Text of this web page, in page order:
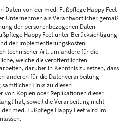
Daten von der med. Fußpflege Happy Feet
Unternehmen als Verantwortlicher gemäß
der personenbezogenen Daten
Happy Feet unter Berücksichtigung
der Implementierungskosten
technischer Art, um andere für die
welche die veröffentlichten
darüber in Kenntnis zu setzen, dass
anderen für die Datenverarbeitung
Links zu diesen
von Kopien oder Replikationen dieser
hat, soweit die Verarbeitung nicht
med. Fußpflege Happy Feet wird im